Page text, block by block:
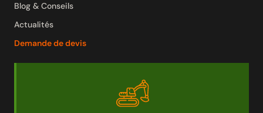
Blog & Conseils
Actualités
Demande de devis